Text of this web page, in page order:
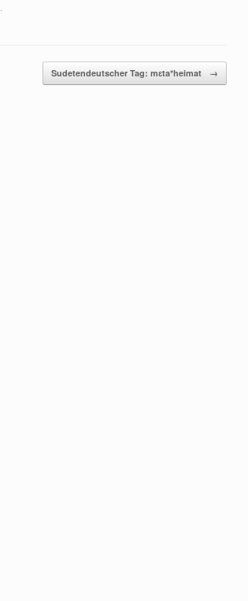
Sudetendeutscher Tag: mɛta*heimat →